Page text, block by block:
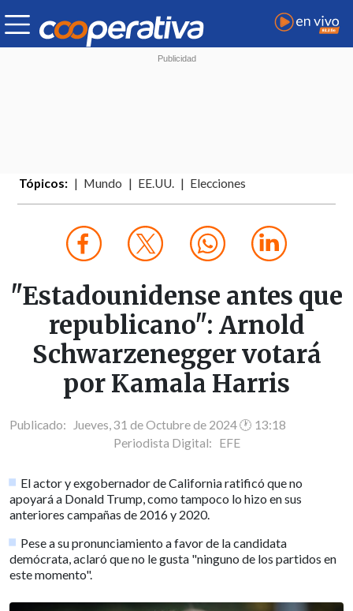
Tópicos: Mundo EE.UU. Elecciones
"Estadounidense antes que
republicano": Arnold
Schwarzenegger votará
por Kamala Harris
Publicado: Jueves, 31 de Octubre de 2024 🕐 13:18
Periodista Digital: EFE
El actor y exgobernador de California ratificó que no
apoyará a Donald Trump, como tampoco lo hizo en sus
anteriores campañas de 2016 y 2020.
Pese a su pronunciamiento a favor de la candidata
demócrata, aclaró que no le gusta "ninguno de los partidos en
este momento".